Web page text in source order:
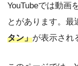
YouTubeでは動画
とがあります。最
タン」が表示され